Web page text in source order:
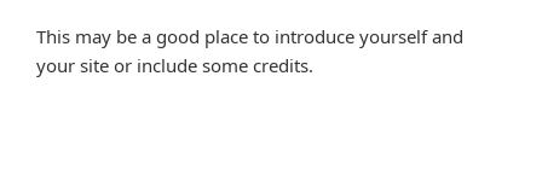
This may be a good place to introduce yourself and
your site or include some credits.